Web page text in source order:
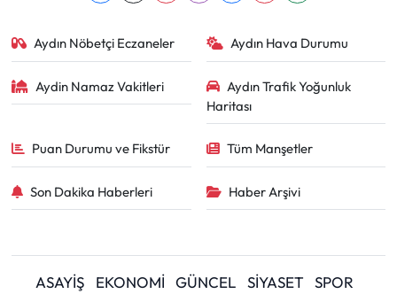
Aydın Nöbetçi Eczaneler Aydın Hava Durumu
Aydin Namaz Vakitleri
Aydın Trafik Yoğunluk
Haritası
Puan Durumu ve Fikstür Tüm Manşetler
Son Dakika Haberleri Haber Arşivi
ASAYİŞ EKONOMİ GÜNCEL SİYASET SPOR